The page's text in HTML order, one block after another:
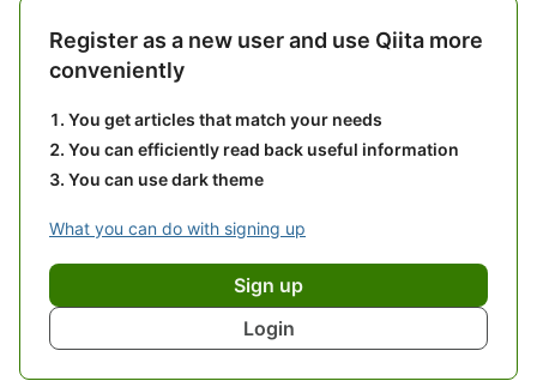
Register as a new user and use Qiita more
conveniently
You get articles that match your needs
You can efficiently read back useful information
You can use dark theme
What you can do with signing up
Sign up
Login